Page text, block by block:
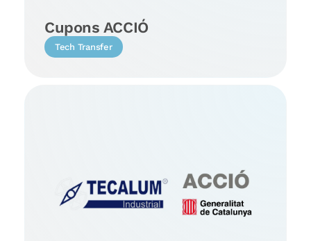
Cupons ACCIÓ
Tech Transfer